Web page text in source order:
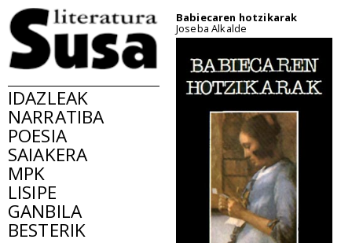
IDAZLEAK
NARRATIBA
POESIA
SAIAKERA
MPK
LISIPE
GANBILA
BESTERIK
Babiecaren hotzikarak
Joseba Alkalde